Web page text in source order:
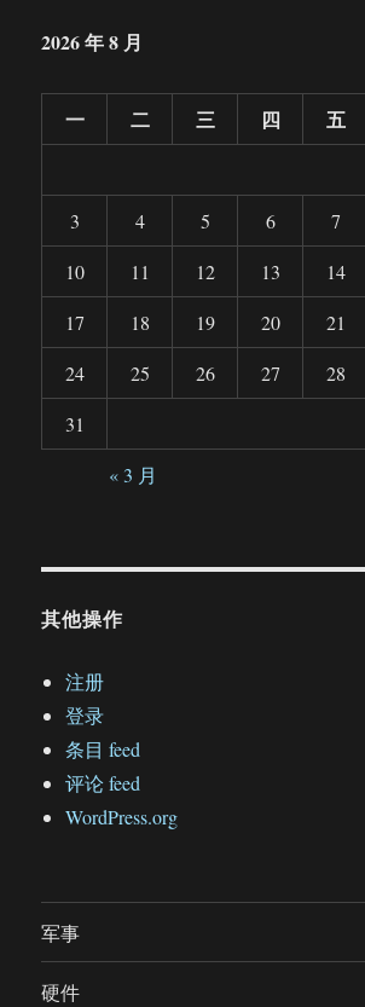
2026 年 8 月
一 二 三 四 五
3
4 5 6 7
10
11 12 13 14
17
18 19 20 21
24
25 26 27 28
31
« 3 月
其他操作
注册
登录
条目 feed
评论 feed
WordPress.org
军事
硬件